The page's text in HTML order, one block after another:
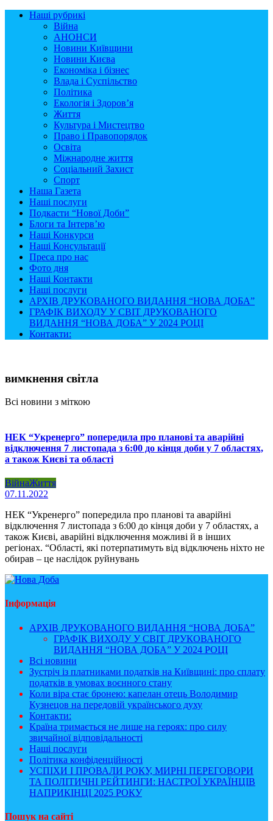
Наші рубрикі
Війна
АНОНСИ
Новини Київщини
Новини Києва
Економіка і бізнес
Влада і Суспільство
Політика
Екологія і Здоров’я
Життя
Культура і Мистецтво
Право і Правопорядок
Освіта
Міжнародне життя
Соціальний Захист
Спорт
Наша Газета
Наші послуги
Подкасти “Нової Доби”
Блоги та Інтерв’ю
Наші Конкурси
Наші Консультації
Преса про нас
Фото дня
Наші Контакти
Наші послуги
АРХІВ ДРУКОВАНОГО ВИДАННЯ “НОВА ДОБА”
ГРАФІК ВИХОДУ У СВІТ ДРУКОВАНОГО
ВИДАННЯ “НОВА ДОБА” У 2024 РОЦІ
Контакти:
вимкнення світла
Всі новини з міткою
НЕК “Укренерго” попередила про планові та аварійні
відключення 7 листопада з 6:00 до кінця доби у 7 областях,
а також Києві та області
ВійнаЖиття
07.11.2022
НЕК “Укренерго” попередила про планові та аварійні
відключення 7 листопада з 6:00 до кінця доби у 7 областях, а
також Києві, аварійні відключення можливі й в інших
регіонах. “Області, які потерпатимуть від відключень ніхто не
обирав – це наслідок руйнувань
Інформація
АРХІВ ДРУКОВАНОГО ВИДАННЯ “НОВА ДОБА”
ГРАФІК ВИХОДУ У СВІТ ДРУКОВАНОГО
ВИДАННЯ “НОВА ДОБА” У 2024 РОЦІ
Всі новини
Зустріч із платниками податків на Київщині: про сплату
податків в умовах воєнного стану
Коли віра стає бронею: капелан отець Володимир
Кузнецов на передовій українського духу
Контакти:
Країна тримається не лише на героях: про силу
звичайної відповідальності
Наші послуги
Політика конфіденційності
УСПІХИ І ПРОВАЛИ РОКУ, МИРНІ ПЕРЕГОВОРИ
ТА ПОЛІТИЧНІ РЕЙТИНГИ: НАСТРОЇ УКРАЇНЦІВ
НАПРИКІНЦІ 2025 РОКУ
Пошук на сайті